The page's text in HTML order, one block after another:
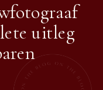
uitleg